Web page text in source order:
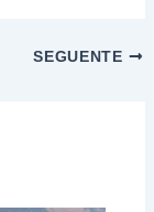
SEGUENTE